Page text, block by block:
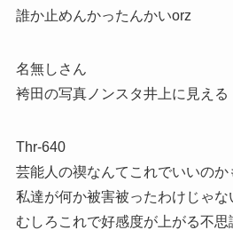
誰か止めんかったんかいorz
名無しさん
袴田の写真ノンスタ井上に見える
Thr-640
芸能人の禊なんてこれでいいの
私達が何か被害被ったわけじゃな
むしろこれで好感度が上がる不